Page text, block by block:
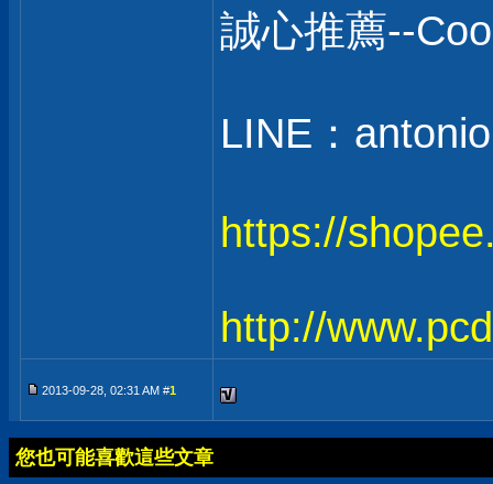
誠心推薦--
LINE：
https://
http://
2013-09-28, 02:31 AM #1
您也可能喜歡這些文章